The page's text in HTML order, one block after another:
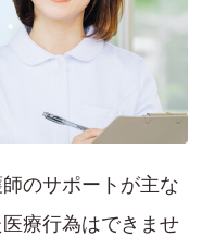
のサポートが主な
療行為はできませ